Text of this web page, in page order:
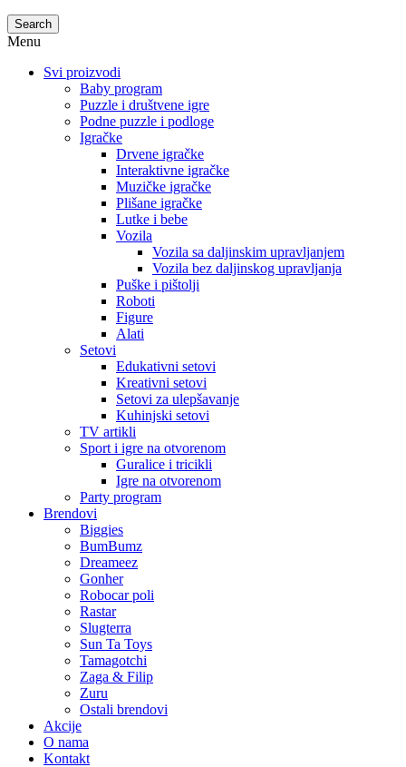
Search
Menu
Svi proizvodi
Baby program
Puzzle i društvene igre
Podne puzzle i podloge
Igračke
Drvene igračke
Interaktivne igračke
Muzičke igračke
Plišane igračke
Lutke i bebe
Vozila
Vozila sa daljinskim upravljanjem
Vozila bez daljinskog upravljanja
Puške i pištolji
Roboti
Figure
Alati
Setovi
Edukativni setovi
Kreativni setovi
Setovi za ulepšavanje
Kuhinjski setovi
TV artikli
Sport i igre na otvorenom
Guralice i tricikli
Igre na otvorenom
Party program
Brendovi
Biggies
BumBumz
Dreameez
Gonher
Robocar poli
Rastar
Slugterra
Sun Ta Toys
Tamagotchi
Zaga & Filip
Zuru
Ostali brendovi
Akcije
O nama
Kontakt